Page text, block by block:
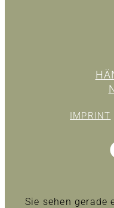
IMPRINT
Sie sehen